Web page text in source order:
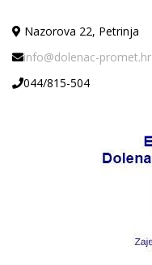
Nazorova 22, Petrinja
info@dolenac-promet.hr
044/815-504